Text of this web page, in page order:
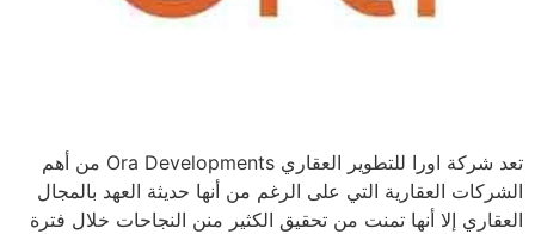
تعد شركة اورا للتطوير العقاري Ora Developments من أهم
الشركات العقارية التي على الرغم من أنها حديثة العهد بالمجال
العقاري إلا أنها تمنت من تحقيق الكثير منن النجاحات خلال فترة